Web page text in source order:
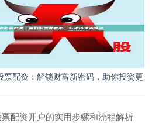
配资：解锁财富新密码，助你投资更
配资开户的实用步骤和流程解析